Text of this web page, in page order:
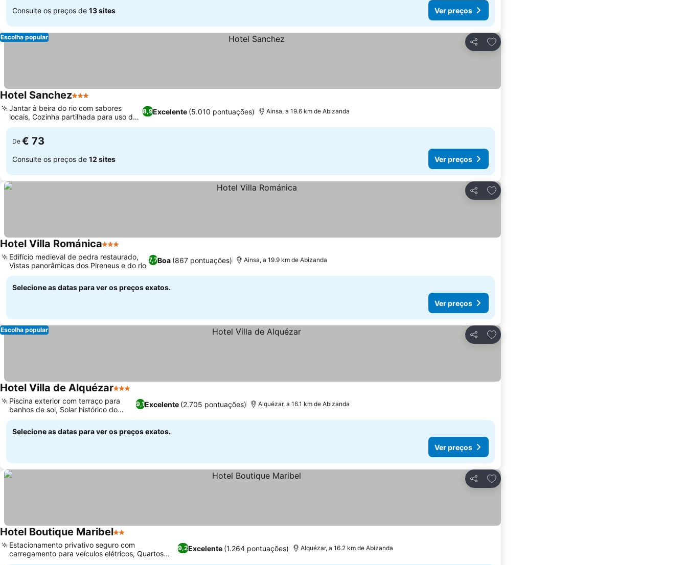
Consulte os preços de 13 sites Ver preços
Partilhar
Adicionar aos favoritos
Escolha popular
Hotel Sanchez3 Estrelas
8,9Excelente (5.010 pontuações)
Jantar à beira do rio com sabores
locais, Cozinha partilhada para uso dos
hóspedes
Ainsa, a 19.6 km de Abizanda
De € 73
Consulte os preços de 12 sites Ver preços
Partilhar
Adicionar aos favoritos
Hotel Villa Románica3 Estrelas
7,7Boa (867 pontuações)
Edifício medieval de pedra restaurado,
Vistas panorâmicas dos Pireneus e do rio
Ainsa, a 19.9 km de Abizanda
Selecione as datas para ver os preços exatos.
Ver preços
Partilhar
Adicionar aos favoritos
Escolha popular
Hotel Villa de Alquézar3 Estrelas
9,1Excelente (2.705 pontuações)
Piscina exterior com terraço para
banhos de sol, Solar histórico do
século XIV
Alquézar, a 16.1 km de Abizanda
Selecione as datas para ver os preços exatos.
Ver preços
Partilhar
Adicionar aos favoritos
Hotel Boutique Maribel2 Estrelas
9,2Excelente (1.264 pontuações)
Estacionamento privativo seguro com
carregamento para veículos elétricos, Quartos
temáticos de vinho Somontano únicos
Alquézar, a 16.2 km de Abizanda